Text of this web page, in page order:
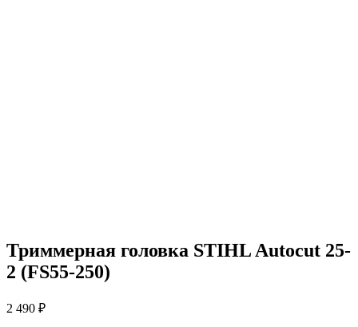
Триммерная головка STIHL Autocut 25-
2 (FS55-250)
2 490 ₽